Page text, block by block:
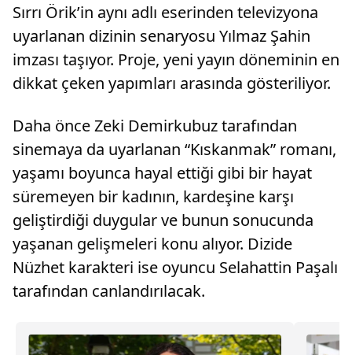
Sırrı Örik’in aynı adlı eserinden televizyona
uyarlanan dizinin senaryosu Yılmaz Şahin
imzası taşıyor. Proje, yeni yayın döneminin en
dikkat çeken yapımları arasında gösteriliyor.
Daha önce Zeki Demirkubuz tarafından
sinemaya da uyarlanan “Kıskanmak” romanı,
yaşamı boyunca hayal ettiği gibi bir hayat
süremeyen bir kadının, kardeşine karşı
geliştirdiği duygular ve bunun sonucunda
yaşanan gelişmeleri konu alıyor. Dizide
Nüzhet karakteri ise oyuncu Selahattin Paşalı
tarafından canlandırılacak.